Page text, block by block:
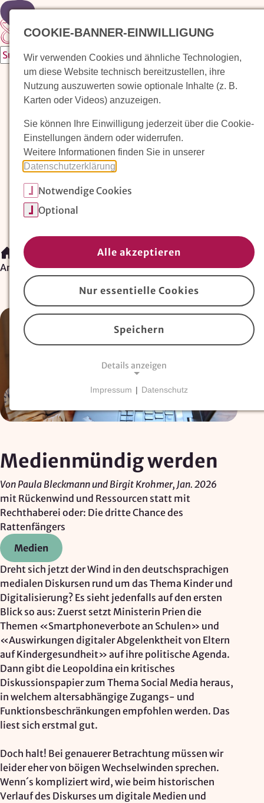
Zur Startseite
Waldorfkindergarten finden
Pädagogischer Ansatz
Arbeit im Waldorfkindergarten
Unser Verein
Magazin: Erziehungskunst frühe Kindheit
Magazin: Erziehungskunst frühe Kindheit
Artikel
Medienmündig werden
Von Paula Bleckmann und Birgit Krohmer, Jan. 2026
mit Rückenwind und Ressourcen statt mit
Rechthaberei oder: Die dritte Chance des
Rattenfängers
Medien
Dreht sich jetzt der Wind in den deutschsprachigen
medialen Diskursen rund um das Thema Kinder und
Digitalisierung? Es sieht jedenfalls auf den ersten
Blick so aus: Zuerst setzt Ministerin Prien die
Themen «Smartphoneverbote an Schulen» und
«Auswirkungen digitaler Abgelenktheit von Eltern
auf Kindergesundheit» auf ihre politische Agenda.
Dann gibt die Leopoldina ein kritisches
Diskussionspapier zum Thema Social Media heraus,
in welchem altersabhängige Zugangs- und
Funktionsbeschränkungen empfohlen werden. Das
liest sich erstmal gut.
Doch halt! Bei genauerer Betrachtung müssen wir
leider eher von böigen Wechselwinden sprechen.
Wenn´s kompliziert wird, wie beim historischen
Verlauf des Diskurses um digitale Medien und
COOKIE-BANNER-EINWILLIGUNG
Wir verwenden Cookies und ähnliche Technologien,
um diese Website technisch bereitzustellen, ihre
Nutzung auszuwerten sowie optionale Inhalte (z. B.
Karten oder Videos) anzuzeigen.
Sie können Ihre Einwilligung jederzeit über die Cookie-
Einstellungen ändern oder widerrufen.
Weitere Informationen finden Sie in unserer
Datenschutzerklärung
Notwendige Cookies
Optional
Alle akzeptieren
Nur essentielle Cookies
Speichern
Details anzeigen
Essentielle Cookiessind für den Betrieb der
TYPO3-Cookies, sowie Funktionen zur
Google Places
Google Places Autocomplete
Anbieter:
Google Ireland Ltd.
Zweck:
Adresssuche, Geokoordinaten
Rechtsgrundlage: Art. 6 Abs. 1 lit. f DSGVO
Drittlandübermittlung: möglich
OPTIONAL
Optionale Cookies (z. B. für Karten von Mapbox,
Videos von Vimeo oder optionale zusätzliche
Cookies für die Messung von wiederkehrenden
Nutzenden von Matomo) werdennur nach Ihrer
Einwilligunggeladen.
Mapbox
Anbieter:
Mapbox Inc., US
Impressum | Datenschutz